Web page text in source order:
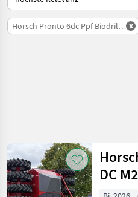
Horsch Pronto 6dc Ppf Biodrill x
Kategorie 2 Land
18
Horsch
DC